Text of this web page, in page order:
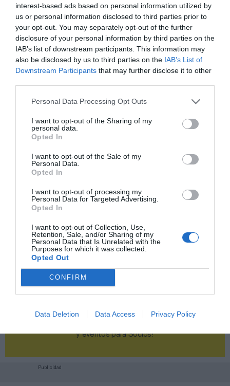
interest-based ads based on personal information utilized by
us or personal information disclosed to third parties prior to
your opt-out. You may separately opt-out of the further
disclosure of your personal information by third parties on the
IAB’s list of downstream participants. This information may
also be disclosed by us to third parties on the IAB’s List of
Downstream Participants that may further disclose it to other
Personal Data Processing Opt Outs
I want to opt-out of the Sharing of my
personal data.
Opted In
I want to opt-out of the Sale of my
Personal Data.
Opted In
I want to opt-out of processing my
Personal Data for Targeted Advertising.
Opted In
I want to opt-out of Collection, Use,
Retention, Sale, and/or Sharing of my
Personal Data that Is Unrelated with the
Purposes for which it was collected.
Opted Out
CONFIRM
Data Deletion Data Access Privacy Policy
Índex2P
NBA
Fiba
Publicidad
2Playbook Club2P
y eventos para Socios!​​​​​​​
Publicidad